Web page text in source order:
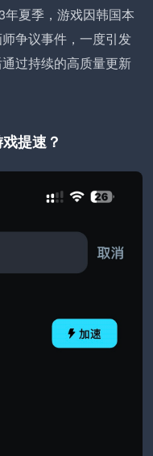
夏季，游戏因韩国本
争议事件，一度引发
过持续的高质量更新
提速？